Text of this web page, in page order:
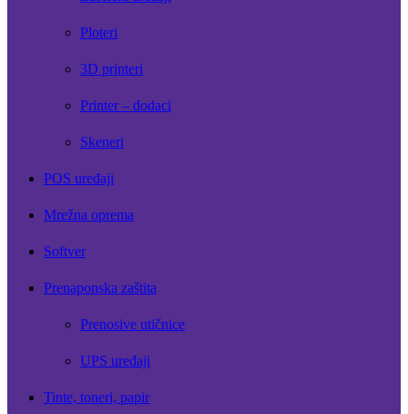
Ploteri
3D printeri
Printer – dodaci
Skeneri
POS uređaji
Mrežna oprema
Softver
Prenaponska zaštita
Prenosive utičnice
UPS uređaji
Tinte, toneri, papir